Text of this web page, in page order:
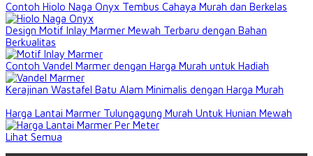
Contoh Hiolo Naga Onyx Tembus Cahaya Murah dan Berkelas
Design Motif Inlay Marmer Mewah Terbaru dengan Bahan
Berkualitas
Contoh Vandel Marmer dengan Harga Murah untuk Hadiah
Kerajinan Wastafel Batu Alam Minimalis dengan Harga Murah
Harga Lantai Marmer Tulungagung Murah Untuk Hunian Mewah
Lihat Semua